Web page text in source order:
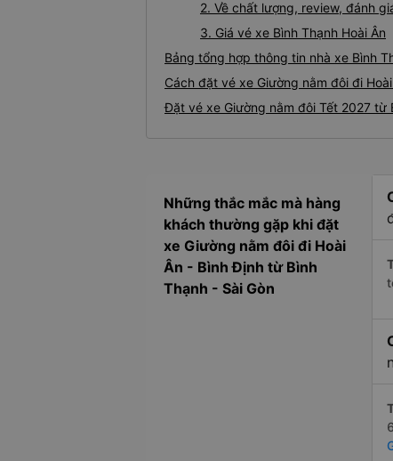
2. Về chất lượng, review, đánh
3. Giá vé xe Bình Thạnh Hoài Ân
Bảng tổng hợp thông tin nhà xe Bình
Cách đặt vé xe Giường nằm đôi đi
Đặt vé xe Giường nằm đôi Tết 2027 từ
Những thắc mắc mà hàng
khách thường gặp khi đặt
xe Giường nằm đôi đi Hoài
Ân - Bình Định từ Bình
Thạnh - Sài Gòn